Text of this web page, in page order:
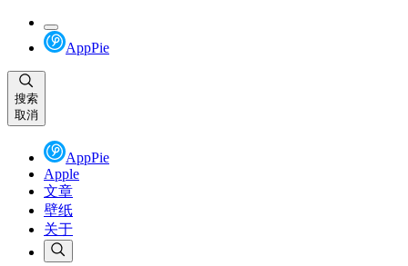
AppPie
搜索
取消
AppPie
Apple
文章
壁纸
关于